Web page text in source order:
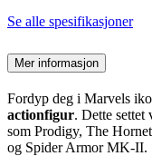
Se alle spesifikasjoner
Mer informasjon
Fordyp deg i Marvels
actionfigur. Dette settet
som Prodigy, The
og Spider Armor MK-II.